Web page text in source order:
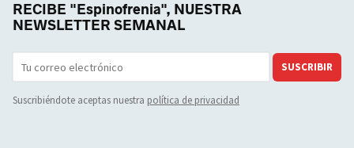
RECIBE "Espinofrenia", NUESTRA
NEWSLETTER SEMANAL
SUSCRIBIR
Suscribiéndote aceptas nuestra política de privacidad